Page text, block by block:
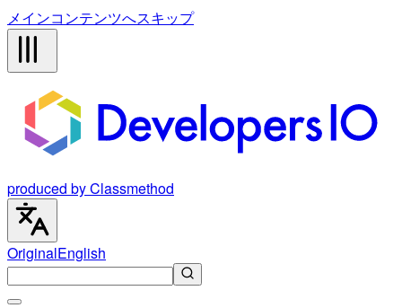
メインコンテンツへスキップ
produced by Classmethod
OriginalEnglish